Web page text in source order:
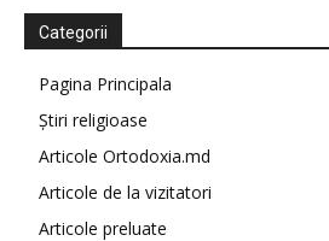
Categorii
Pagina Principala
Știri religioase
Articole Ortodoxia.md
Articole de la vizitatori
Articole preluate